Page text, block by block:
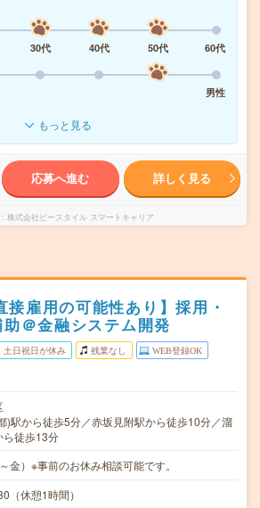
30代 40代 50代
60代
男性
もっと見る
応募へ進む 詳しく見る
株式会社ビースタイル スマートキャリア
接雇用の可能性あり】採用・
＠金融システム開発
土日祝日が休み 残業なし WEB登録OK
)駅から徒歩5分／赤坂見附駅から徒歩10分／溜
ら徒歩13分
金）※事前のお休み相談可能です。
（休憩1時間）